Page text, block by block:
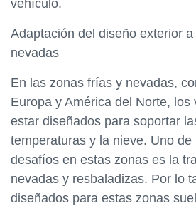
vehículo.
Adaptación del diseño exterior
nevadas
En las zonas frías y nevadas,
Europa y América del Norte, los
estar diseñados para soportar
temperaturas y la nieve. Uno de
desafíos en estas zonas es la
nevadas y resbaladizas. Por lo
diseñados para estas zonas